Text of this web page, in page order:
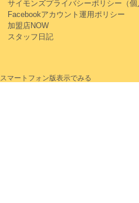
サイモンズプライバシーポリシー（個
Facebookアカウント運用ポリシー
加盟店NOW
スタッフ日記
スマートフォン版表示でみる